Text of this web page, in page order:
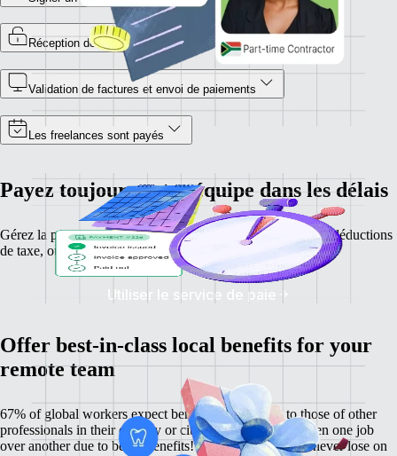
Réception de factures
Validation de factures et envoi de paiements
Les freelances sont payés
Payez toujours votre équipe dans les délais
Gérez la paie de vos employés, calculez leurs salaires et les déductions
de taxe, où qu'ils soient.
Utiliser le service de paie
Offer best-in-class local benefits for your
remote team
67% of global workers expect benefits comparable to those of other
professionals in their country or city, and 60% have chosen one job
over another due to better benefits! With Remote, you'll never lose on